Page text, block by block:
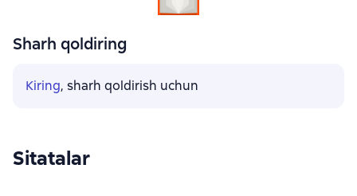
Sharh qoldiring
Kiring, sharh qoldirish uchun
Sitatalar